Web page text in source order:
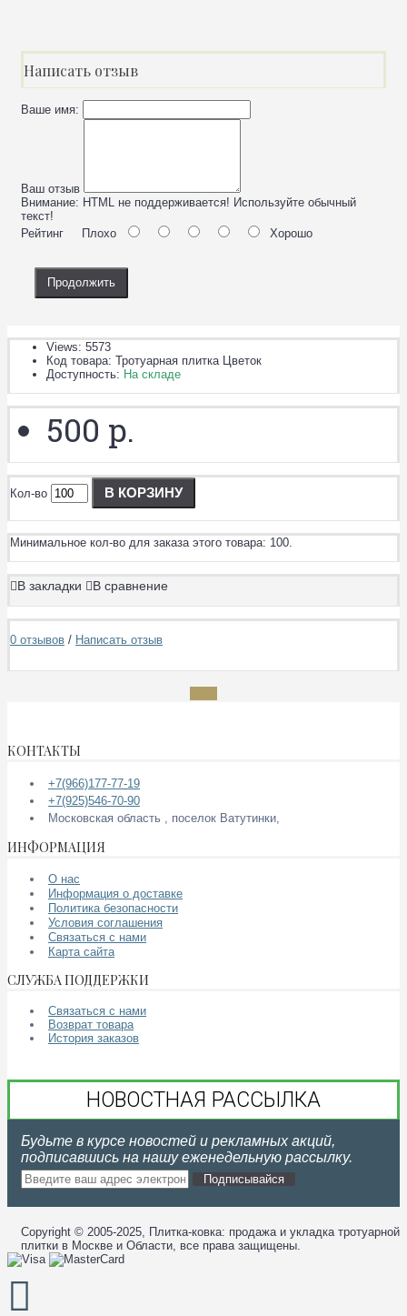
Написать отзыв
Ваше имя:
Ваш отзыв
Внимание: HTML не поддерживается! Используйте обычный
текст!
Рейтинг Плохо Хорошо
Продолжить
Views: 5573
Код товара: Тротуарная плитка Цветок
Доступность: На складе
500 р.
Кол-во В КОРЗИНУ
Минимальное кол-во для заказа этого товара: 100.
В закладки В сравнение
0 отзывов / Написать отзыв
КОНТАКТЫ
+7(966)177-77-19
+7(925)546-70-90
Московская область , поселок Ватутинки,
ИНФОРМАЦИЯ
О нас
Информация о доставке
Политика безопасности
Условия соглашения
Связаться с нами
Карта сайта
СЛУЖБА ПОДДЕРЖКИ
Связаться с нами
Возврат товара
История заказов
НОВОСТНАЯ РАССЫЛКА
Будьте в курсе новостей и рекламных акций,
подписавшись на нашу еженедельную рассылку.
Подписывайся
Copyright © 2005-2025, Плитка-ковка: продажа и укладка тротуарной
плитки в Москве и Области, все права защищены.